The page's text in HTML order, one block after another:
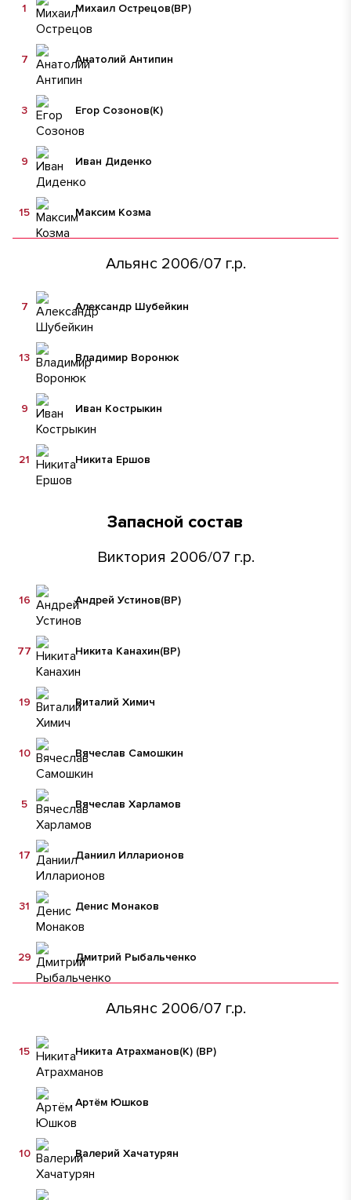
Михаил Острецов(ВР)
1
Анатолий Антипин
7
Егор Созонов(К)
3
Иван Диденко
9
Максим Козма
15
Альянс 2006/07 г.р.
Александр Шубейкин
7
Владимир Воронюк
13
Иван Кострыкин
9
Никита Ершов
21
Запасной состав
Виктория 2006/07 г.р.
Андрей Устинов(ВР)
16
Никита Канахин(ВР)
77
Виталий Химич
19
Вячеслав Самошкин
10
Вячеслав Харламов
5
Даниил Илларионов
17
Денис Монаков
31
Дмитрий Рыбальченко
29
Альянс 2006/07 г.р.
Никита Атрахманов(К) (ВР)
15
Артём Юшков
Валерий Хачатурян
10